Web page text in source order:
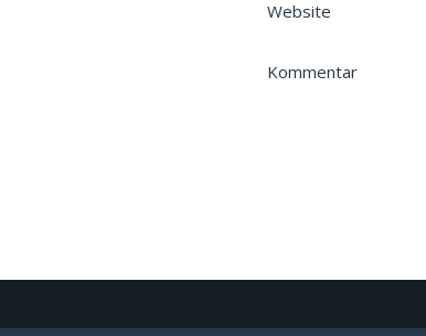
Website
Kommentar